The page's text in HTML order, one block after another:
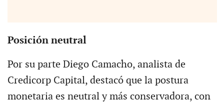
Posición neutral
Por su parte Diego Camacho, analista de
Credicorp Capital, destacó que la postura
monetaria es neutral y más conservadora, con